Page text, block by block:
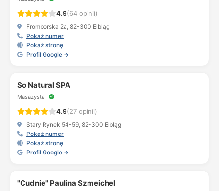
4.9(64 opinii)
Fromborska 2a, 82-300 Elbląg
Pokaż numer
Pokaż stronę
Profil Google →
So Natural SPA
Masażysta
4.9(27 opinii)
Stary Rynek 54-59, 82-300 Elbląg
Pokaż numer
Pokaż stronę
Profil Google →
"Cudnie" Paulina Szmeichel